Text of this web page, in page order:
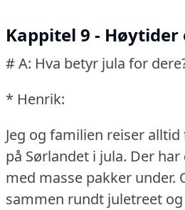
Kappitel 9 -
# A: Hva betyr jula for
* Henrik:
Jeg og familien reiser
på Sørlandet i jula. Der
med masse pakker under.
sammen rundt juletreet